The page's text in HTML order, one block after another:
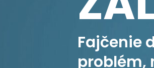
Fajčenie
problém,